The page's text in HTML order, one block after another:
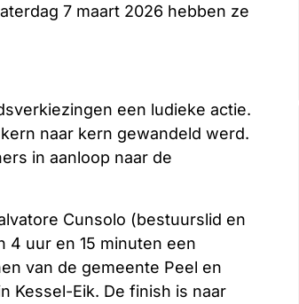
7 maart 2026 hebben ze
een ludieke actie.
naar kern gewandeld werd.
in aanloop naar de
Cunsolo (bestuurslid en
4 uur en 15 minuten een
van de gemeente Peel en
Kessel-Eik. De finish is naar